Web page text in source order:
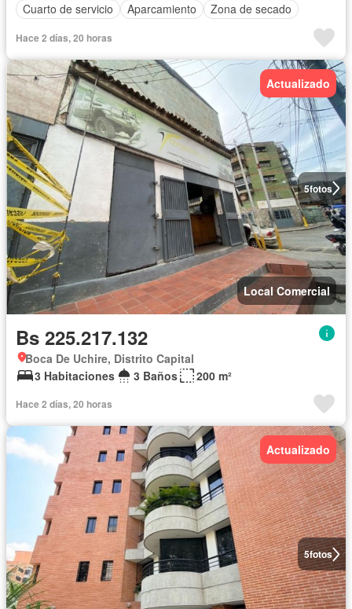
Cuarto de servicio
Aparcamiento Zona de secado
Hace 2 días, 20 horas
5fotos
Actualizado
Local Comercial
Bs 225.217.132
Boca De Uchire, Distrito Capital
3 Habitaciones
3 Baños 200 m²
Hace 2 días, 20 horas
5fotos
Actualizado